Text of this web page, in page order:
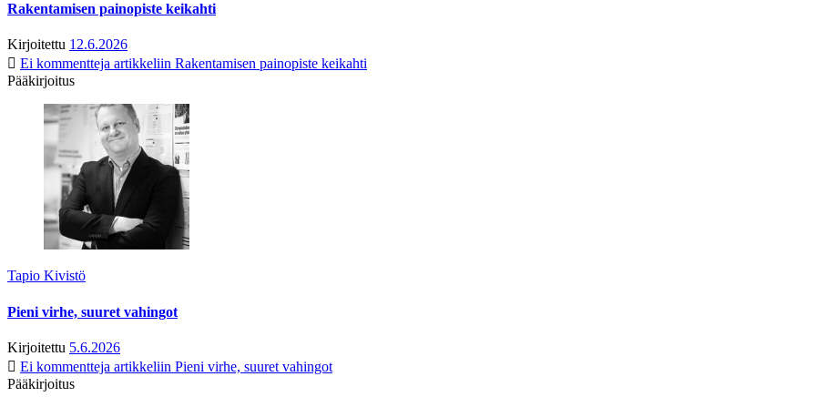
Rakentamisen painopiste keikahti
Kirjoitettu 12.6.2026
Ei kommentteja artikkeliin Rakentamisen painopiste keikahti
Pääkirjoitus
Tapio Kivistö
Pieni virhe, suuret vahingot
Kirjoitettu 5.6.2026
Ei kommentteja artikkeliin Pieni virhe, suuret vahingot
Pääkirjoitus